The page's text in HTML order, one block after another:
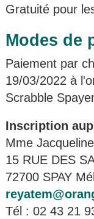
Gratuité pour
Modes de
Paiement par
19/03/2022 à
Scrabble
Inscription
Mme
15 RUE DES
72700 SPAY
Tél : 02 43 21